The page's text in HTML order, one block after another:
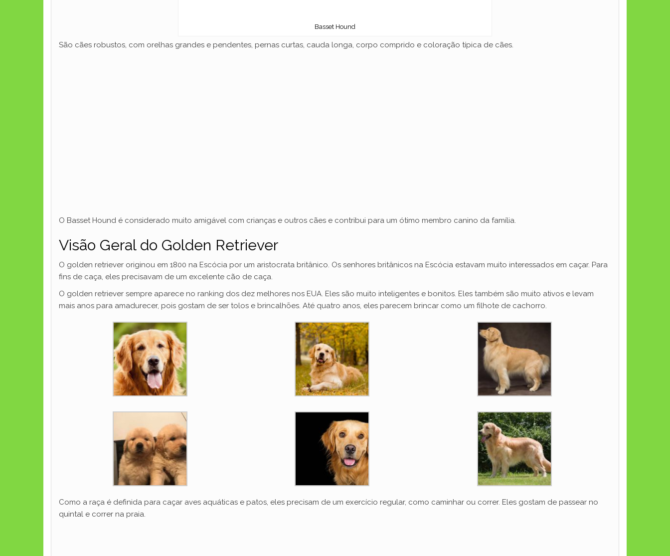
V
Basset Hound
São cães robustos, com orelhas grandes e pendentes, pernas curtas, cauda longa, corpo comprido e coloração típica de cães.
O Basset Hound é considerado muito amigável com crianças e outros cães e contribui para um ótimo membro canino da família.
Visão Geral do Golden Retriever
O golden retriever originou em 1800 na Escócia por um aristocrata britânico. Os senhores britânicos na Escócia estavam muito interessados em caçar. Para
fins de caça, eles precisavam de um excelente cão de caça.
O golden retriever sempre aparece no ranking dos dez melhores nos EUA. Eles são muito inteligentes e bonitos. Eles também são muito ativos e levam
mais anos para amadurecer, pois gostam de ser tolos e brincalhões. Até quatro anos, eles parecem brincar como um filhote de cachorro.
Como a raça é definida para caçar aves aquáticas e patos, eles precisam de um exercício regular, como caminhar ou correr. Eles gostam de passear no
quintal e correr na praia.